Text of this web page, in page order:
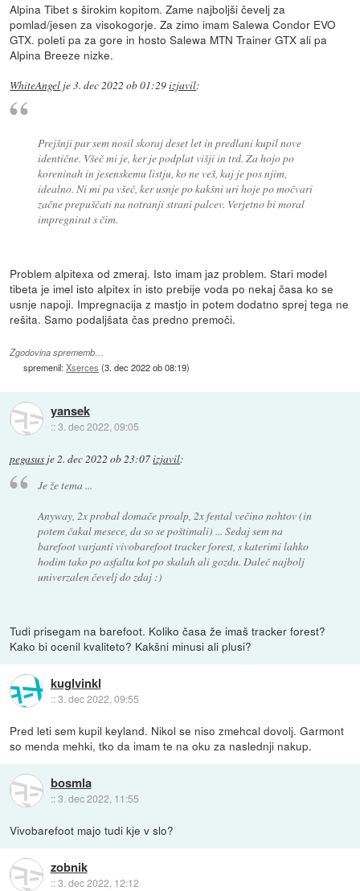
Alpina Tibet s širokim kopitom. Zame najboljši čevelj za
pomlad/jesen za visokogorje. Za zimo imam Salewa Condor EVO
GTX. poleti pa za gore in hosto Salewa MTN Trainer GTX ali pa
Alpina Breeze nizke.
WhiteAngel je3. dec 2022 ob 01:29izjavil:
Prejšnji par sem nosil skoraj deset let in predlani kupil nove
identične. Všeč mi je, ker je podplat višji in trd. Za hojo po
koreninah in jesenskemu listju, ko ne veš, kaj je pos njim,
idealno. Ni mi pa všeč, ker usnje po kakšni uri hoje po močvari
začne prepuščati na notranji strani palcev. Verjetno bi moral
impregnirat s čim.
Problem alpitexa od zmeraj. Isto imam jaz problem. Stari model
tibeta je imel isto alpitex in isto prebije voda po nekaj časa ko se
usnje napoji. Impregnacija z mastjo in potem dodatno sprej tega ne
rešita. Samo podaljšata čas predno premoči.
Zgodovina sprememb…
spremenil:Xserces (3. dec 2022 ob 08:19)
yansek
::3. dec 2022, 09:05
pegasus je2. dec 2022 ob 23:07izjavil:
Je že tema ...
Anyway, 2x probal domače proalp, 2x fental večino nohtov (in
potem čakal mesece, da so se poštimali) ... Sedaj sem na
barefoot varjanti vivobarefoot tracker forest, s katerimi lahko
hodim tako po asfaltu kot po skalah ali gozdu. Daleč najbolj
univerzalen čevelj do zdaj :)
Tudi prisegam na barefoot. Koliko časa že imaš tracker forest?
Kako bi ocenil kvaliteto? Kakšni minusi ali plusi?
kuglvinkl
::3. dec 2022, 09:55
Pred leti sem kupil keyland. Nikol se niso zmehcal dovolj. Garmont
so menda mehki, tko da imam te na oku za naslednji nakup.
bosmla
::3. dec 2022, 11:55
Vivobarefoot majo tudi kje v slo?
zobnik
::3. dec 2022, 12:12